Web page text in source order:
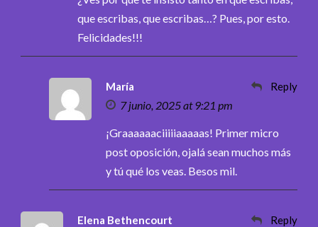
que escribas, que escribas…? Pues, por esto.
Felicidades!!!
María
7 junio, 2025 at 9:21 pm
Reply
¡Graaaaaaciiiiiaaaaas! Primer micro
post oposición, ojalá sean muchos más
y tú qué los veas. Besos mil.
Elena Bethencourt Reply